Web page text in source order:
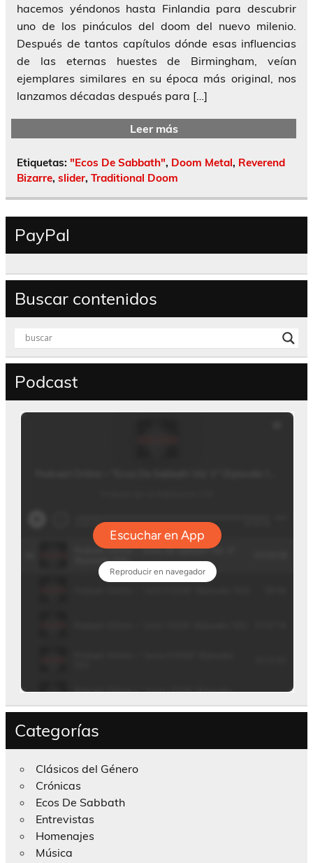
hacemos yéndonos hasta Finlandia para descubrir
uno de los pináculos del doom del nuevo milenio.
Después de tantos capítulos dónde esas influencias
de las eternas huestes de Birmingham, veían
ejemplares similares en su época más original, nos
lanzamos décadas después para […]
Leer más
Etiquetas: "Ecos De Sabbath", Doom Metal, Reverend
Bizarre, slider, Traditional Doom
PayPal
Buscar contenidos
Podcast
Categorías
Clásicos del Género
Crónicas
Ecos De Sabbath
Entrevistas
Homenajes
Música